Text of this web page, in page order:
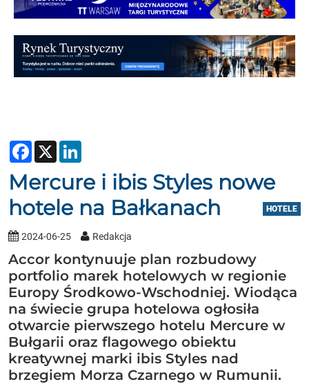
Facebook
X
Mercure i ibis Styles nowe
hotele na Bałkanach
HOTELE
2024-06-25 Redakcja
Accor kontynuuje plan rozbudowy
portfolio marek hotelowych w regionie
Europy Środkowo-Wschodniej. Wiodąca
na świecie grupa hotelowa ogłosiła
otwarcie pierwszego hotelu Mercure w
Bułgarii oraz flagowego obiektu
kreatywnej marki ibis Styles nad
brzegiem Morza Czarnego w Rumunii.